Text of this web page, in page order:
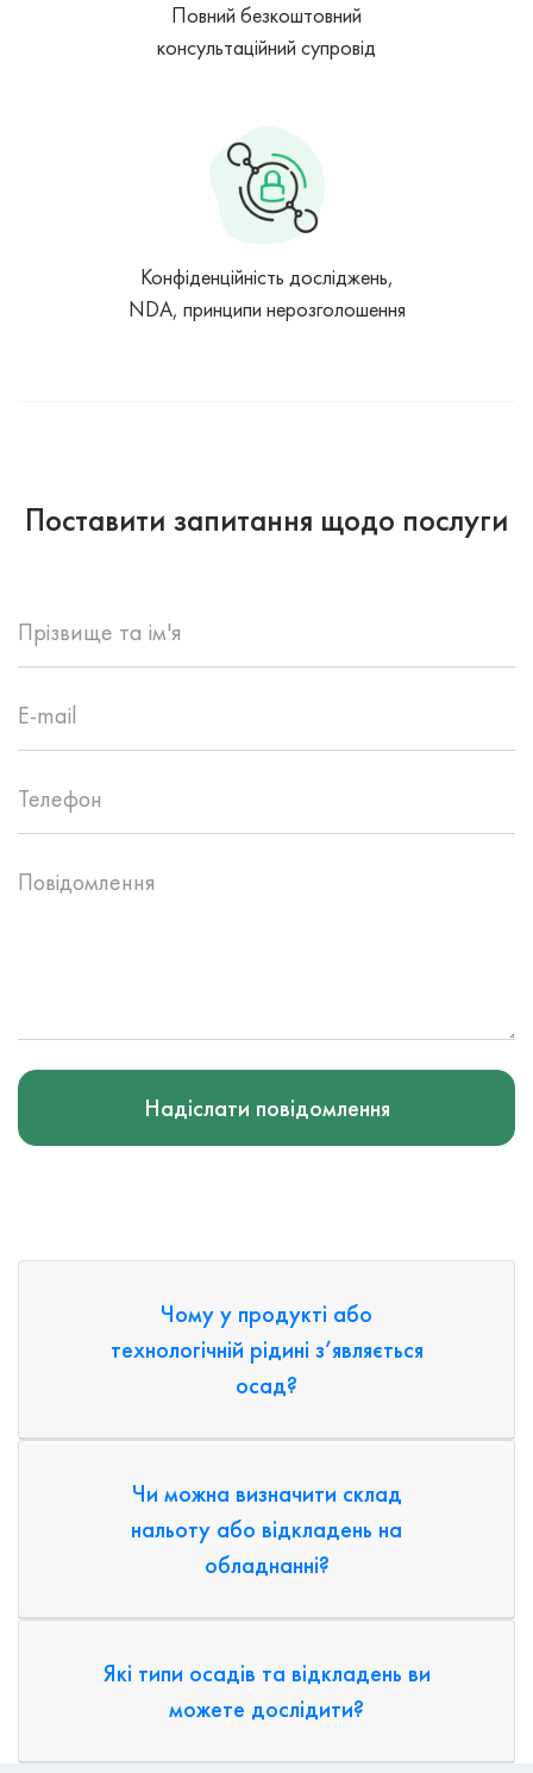
Повний безкоштовний
консультаційний супровід
Конфіденційність досліджень,
NDA, принципи нерозголошення
Поставити запитання щодо послуги
Прізвище та ім'я
E-mail
Телефон
Повідомлення
Надіслати повідомлення
Чому у продукті або
технологічній рідині з’являється
осад?
Чи можна визначити склад
нальоту або відкладень на
обладнанні?
Які типи осадів та відкладень ви
можете дослідити?